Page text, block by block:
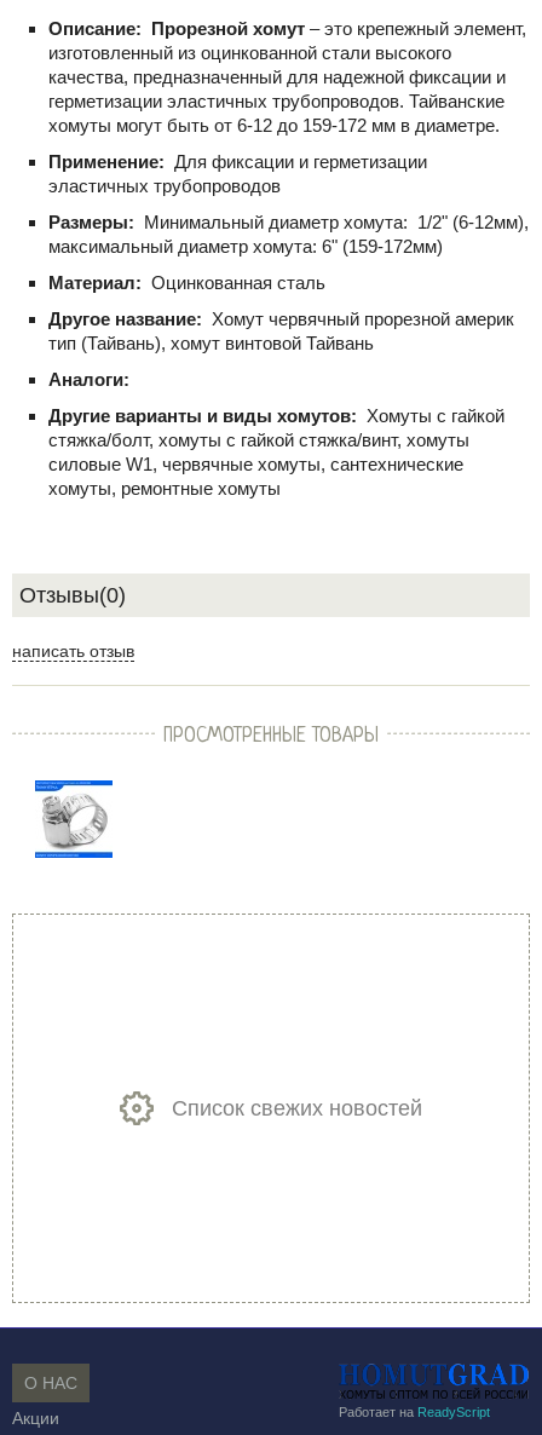
Описание: Прорезной хомут – это крепежный элемент,
изготовленный из оцинкованной стали высокого
качества, предназначенный для надежной фиксации и
герметизации эластичных трубопроводов. Тайванские
хомуты могут быть от 6-12 до 159-172 мм в диаметре.
Применение: Для фиксации и герметизации
эластичных трубопроводов
Размеры: Минимальный диаметр хомута: 1/2" (6-12мм),
максимальный диаметр хомута: 6" (159-172мм)
Материал: Оцинкованная сталь
Другое название: Хомут червячный прорезной америк
тип (Тайвань), хомут винтовой Тайвань
Аналоги:
Другие варианты и виды хомутов: Хомуты с гайкой
стяжка/болт, хомуты с гайкой стяжка/винт, хомуты
силовые W1, червячные хомуты, сантехнические
хомуты, ремонтные хомуты
Отзывы(0)
написать отзыв
ПРОСМОТРЕННЫЕ ТОВАРЫ
Список свежих новостей
Работает на ReadyScript
О НАС
Акции